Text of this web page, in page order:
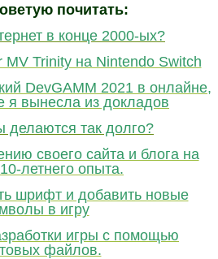
почитать:
в конце 2000-ых?
Trinity на Nintendo Switch
DevGAMM 2021 в онлайне,
я вынесла из докладов
делаются так долго?
своего сайта и блога на
летнего опыта.
шрифт и добавить новые
в игру
игры с помощью
файлов.